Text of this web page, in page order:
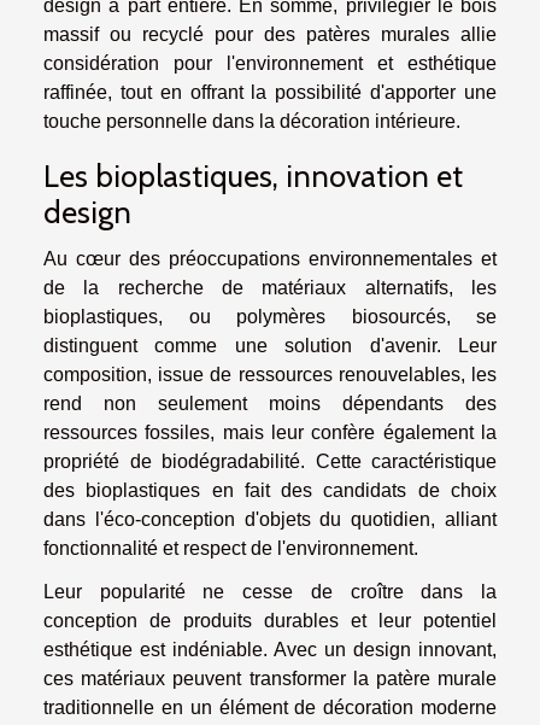
design à part entière. En somme, privilégier le bois
massif ou recyclé pour des patères murales allie
considération pour l'environnement et esthétique
raffinée, tout en offrant la possibilité d'apporter une
touche personnelle dans la décoration intérieure.
Les bioplastiques, innovation et
design
Au cœur des préoccupations environnementales et
de la recherche de matériaux alternatifs, les
bioplastiques, ou polymères biosourcés, se
distinguent comme une solution d'avenir. Leur
composition, issue de ressources renouvelables, les
rend non seulement moins dépendants des
ressources fossiles, mais leur confère également la
propriété de biodégradabilité. Cette caractéristique
des bioplastiques en fait des candidats de choix
dans l'éco-conception d'objets du quotidien, alliant
fonctionnalité et respect de l'environnement.
Leur popularité ne cesse de croître dans la
conception de produits durables et leur potentiel
esthétique est indéniable. Avec un design innovant,
ces matériaux peuvent transformer la patère murale
traditionnelle en un élément de décoration moderne